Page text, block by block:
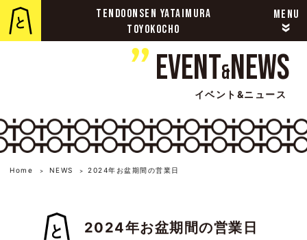
MENU
»
TENDOONSEN YATAIMURA
TOYOKOCHO
Event&News